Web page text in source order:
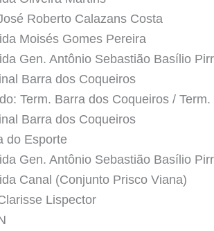
Roberto Calazans Costa
Moisés Gomes Pereira
Gen. Antônio Sebastião Basílio
Barra dos Coqueiros
Term. Barra dos Coqueiros /
Barra dos Coqueiros
do Esporte
Gen. Antônio Sebastião Basílio
Canal (Conjunto Prisco Viana)
Lispector